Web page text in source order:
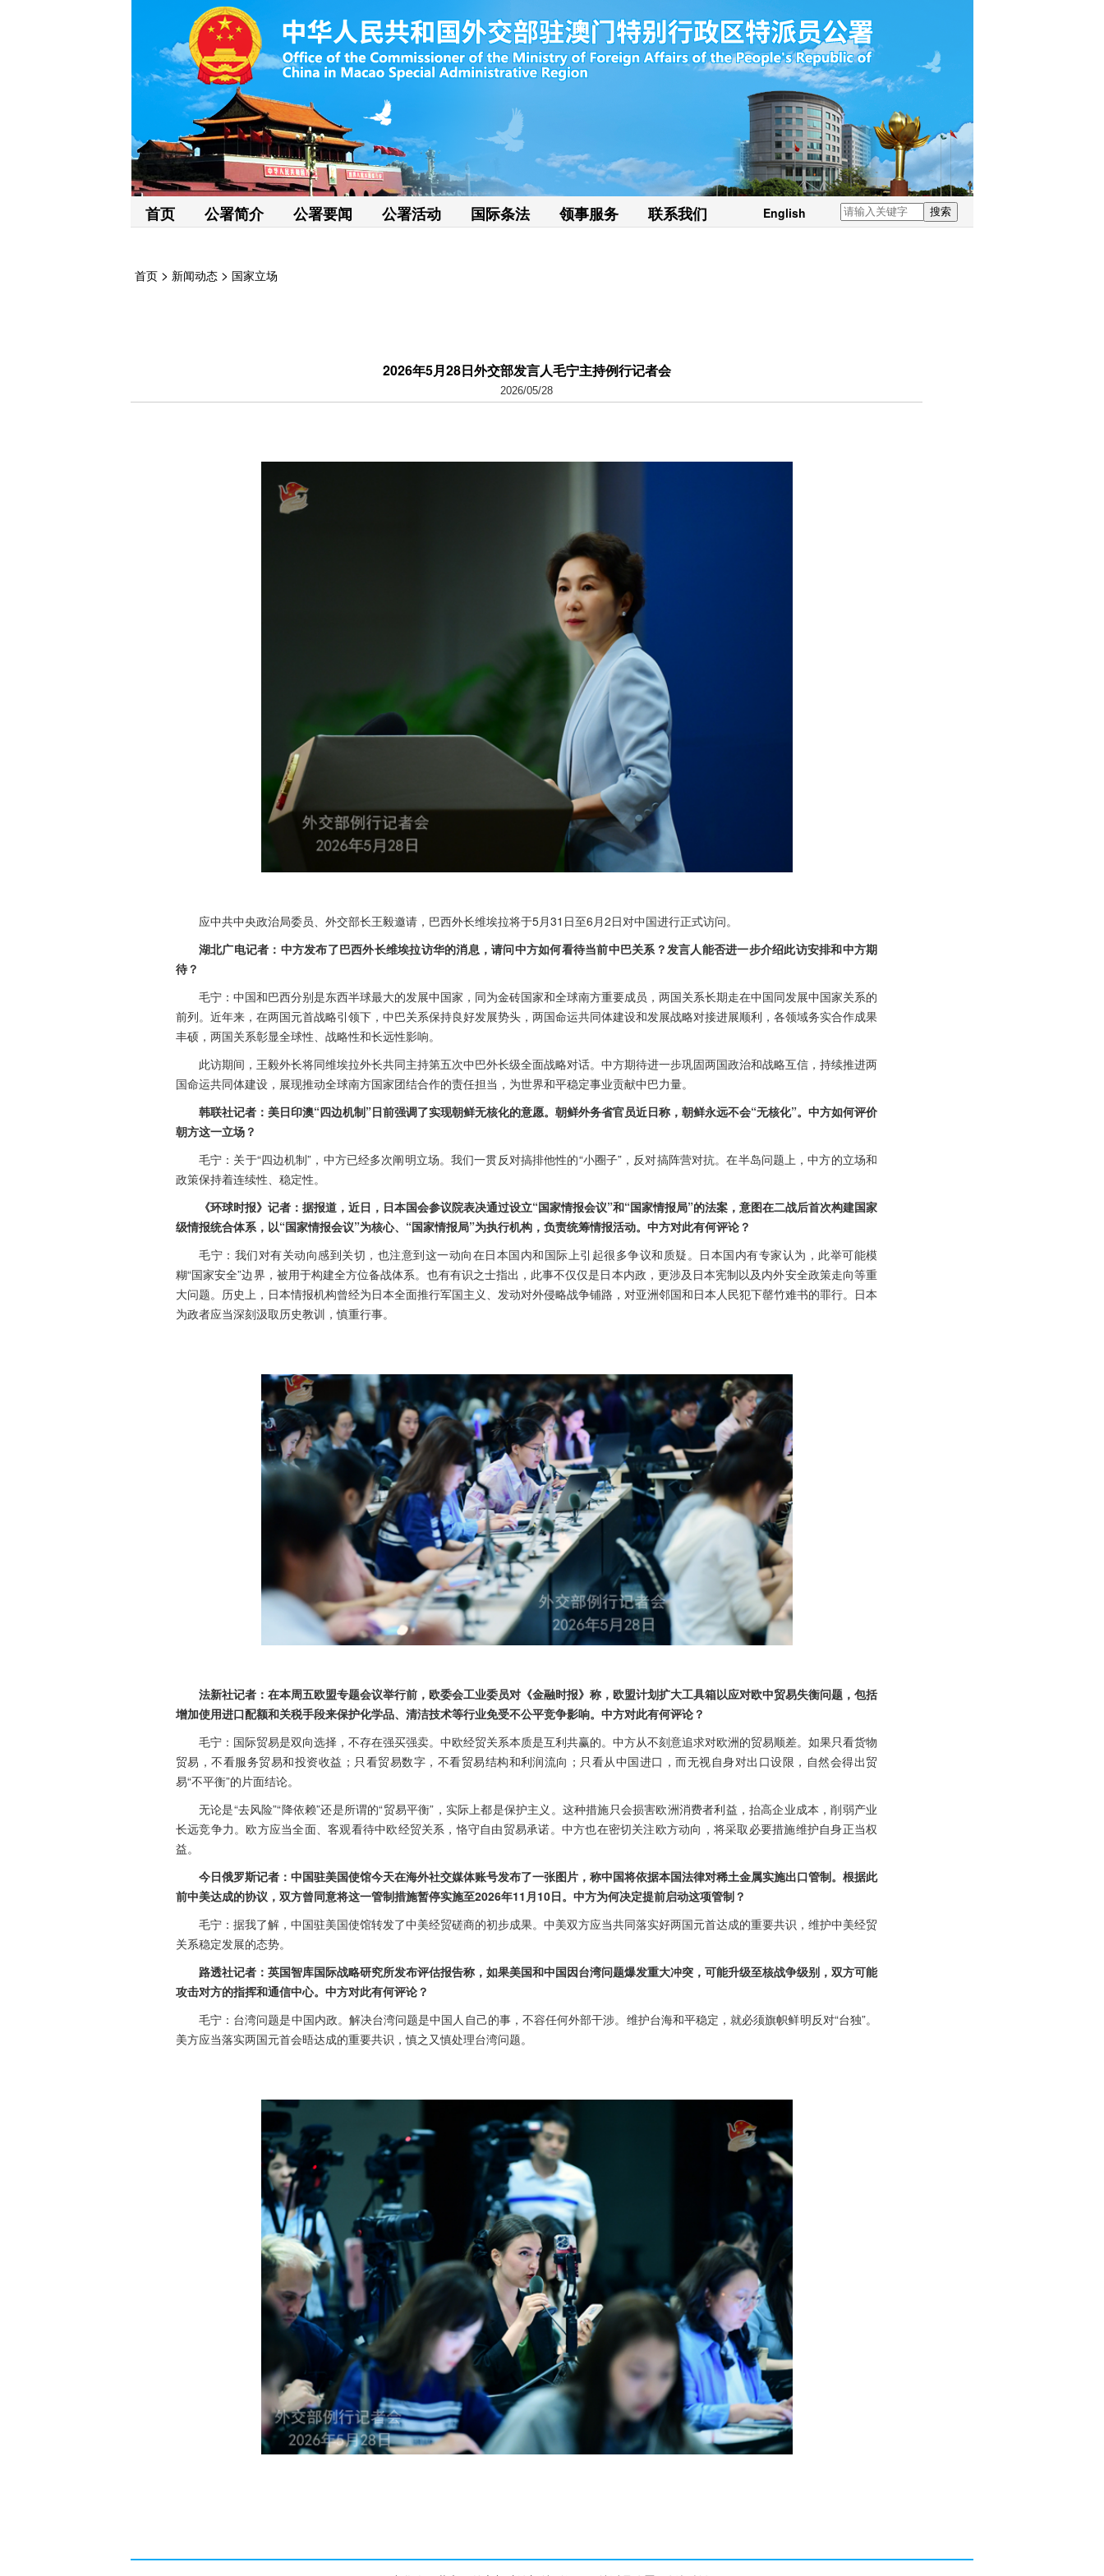
首页 公署简介 公署要闻 公署活动 国际条法 领事服务 联系我们 English 搜索
首页 > 新闻动态 > 国家立场
2026年5月28日外交部发言人毛宁主持例行记者会
2026/05/28
应中共中央政治局委员、外交部长王毅邀请，巴西外长维埃拉将于5月31日至6月2日对中国进行正式访问。
湖北广电记者：中方发布了巴西外长维埃拉访华的消息，请问中方如何看待当前中巴关系？发言人能否进一步介绍此访安排和中方期
待？
毛宁：中国和巴西分别是东西半球最大的发展中国家，同为金砖国家和全球南方重要成员，两国关系长期走在中国同发展中国家关系的
前列。近年来，在两国元首战略引领下，中巴关系保持良好发展势头，两国命运共同体建设和发展战略对接进展顺利，各领域务实合作成果
丰硕，两国关系彰显全球性、战略性和长远性影响。
此访期间，王毅外长将同维埃拉外长共同主持第五次中巴外长级全面战略对话。中方期待进一步巩固两国政治和战略互信，持续推进两
国命运共同体建设，展现推动全球南方国家团结合作的责任担当，为世界和平稳定事业贡献中巴力量。
韩联社记者：美日印澳“四边机制”日前强调了实现朝鲜无核化的意愿。朝鲜外务省官员近日称，朝鲜永远不会“无核化”。中方如何评价
朝方这一立场？
毛宁：关于“四边机制”，中方已经多次阐明立场。我们一贯反对搞排他性的“小圈子”，反对搞阵营对抗。在半岛问题上，中方的立场和
政策保持着连续性、稳定性。
《环球时报》记者：据报道，近日，日本国会参议院表决通过设立“国家情报会议”和“国家情报局”的法案，意图在二战后首次构建国家
级情报统合体系，以“国家情报会议”为核心、“国家情报局”为执行机构，负责统筹情报活动。中方对此有何评论？
毛宁：我们对有关动向感到关切，也注意到这一动向在日本国内和国际上引起很多争议和质疑。日本国内有专家认为，此举可能模
糊“国家安全”边界，被用于构建全方位备战体系。也有有识之士指出，此事不仅仅是日本内政，更涉及日本宪制以及内外安全政策走向等重
大问题。历史上，日本情报机构曾经为日本全面推行军国主义、发动对外侵略战争铺路，对亚洲邻国和日本人民犯下罄竹难书的罪行。日本
为政者应当深刻汲取历史教训，慎重行事。
法新社记者：在本周五欧盟专题会议举行前，欧委会工业委员对《金融时报》称，欧盟计划扩大工具箱以应对欧中贸易失衡问题，包括
增加使用进口配额和关税手段来保护化学品、清洁技术等行业免受不公平竞争影响。中方对此有何评论？
毛宁：国际贸易是双向选择，不存在强买强卖。中欧经贸关系本质是互利共赢的。中方从不刻意追求对欧洲的贸易顺差。如果只看货物
贸易，不看服务贸易和投资收益；只看贸易数字，不看贸易结构和利润流向；只看从中国进口，而无视自身对出口设限，自然会得出贸
易“不平衡”的片面结论。
无论是“去风险”“降依赖”还是所谓的“贸易平衡”，实际上都是保护主义。这种措施只会损害欧洲消费者利益，抬高企业成本，削弱产业
长远竞争力。欧方应当全面、客观看待中欧经贸关系，恪守自由贸易承诺。中方也在密切关注欧方动向，将采取必要措施维护自身正当权
益。
今日俄罗斯记者：中国驻美国使馆今天在海外社交媒体账号发布了一张图片，称中国将依据本国法律对稀土金属实施出口管制。根据此
前中美达成的协议，双方曾同意将这一管制措施暂停实施至2026年11月10日。中方为何决定提前启动这项管制？
毛宁：据我了解，中国驻美国使馆转发了中美经贸磋商的初步成果。中美双方应当共同落实好两国元首达成的重要共识，维护中美经贸
关系稳定发展的态势。
路透社记者：英国智库国际战略研究所发布评估报告称，如果美国和中国因台湾问题爆发重大冲突，可能升级至核战争级别，双方可能
攻击对方的指挥和通信中心。中方对此有何评论？
毛宁：台湾问题是中国内政。解决台湾问题是中国人自己的事，不容任何外部干涉。维护台海和平稳定，就必须旗帜鲜明反对“台独”。
美方应当落实两国元首会晤达成的重要共识，慎之又慎处理台湾问题。